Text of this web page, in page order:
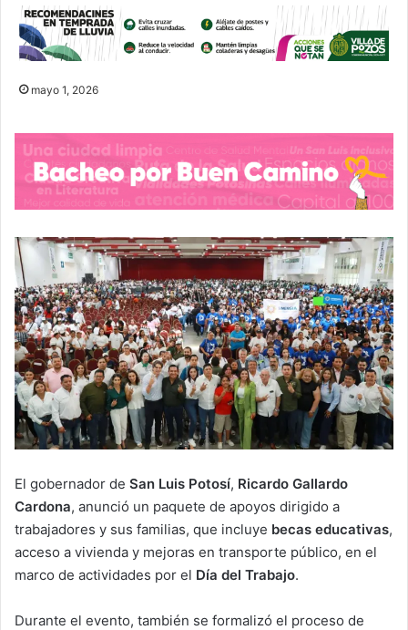
mayo 1, 2026
El gobernador de San Luis Potosí, Ricardo Gallardo
Cardona, anunció un paquete de apoyos dirigido a
trabajadores y sus familias, que incluye becas educativas,
acceso a vivienda y mejoras en transporte público, en el
marco de actividades por el Día del Trabajo.
Durante el evento, también se formalizó el proceso de